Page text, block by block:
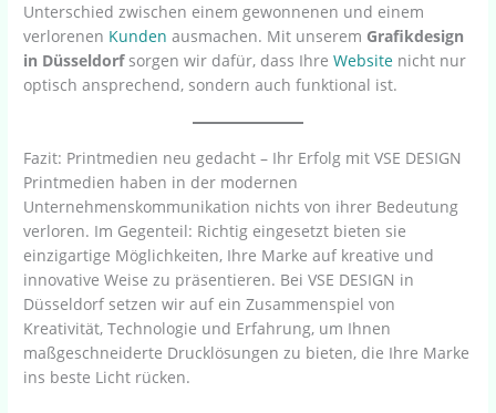
Unterschied zwischen einem gewonnenen und einem
verlorenen Kunden ausmachen. Mit unserem Grafikdesign
in Düsseldorfsorgen wir dafür, dass IhreWebsite nicht nur
optisch ansprechend, sondern auch funktional ist.
Fazit: Printmedien neu gedacht – Ihr Erfolg mit VSE DESIGN
Printmedien haben in der modernen
Unternehmenskommunikation nichts von ihrer Bedeutung
verloren. Im Gegenteil: Richtig eingesetzt bieten sie
einzigartige Möglichkeiten, Ihre Marke auf kreative und
innovative Weise zu präsentieren. Bei VSE DESIGN in
Düsseldorf setzen wir auf ein Zusammenspiel von
Kreativität, Technologie und Erfahrung, um Ihnen
maßgeschneiderte Drucklösungen zu bieten, die Ihre Marke
ins beste Licht rücken.